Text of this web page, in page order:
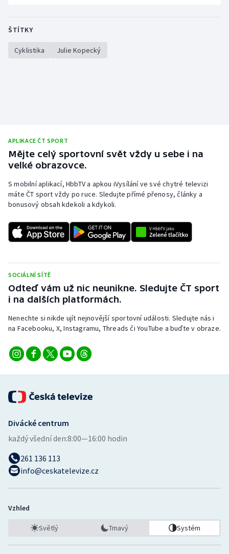
Rychlostní kanoistika
Short track
Veslování
Volejbal
Ostatní
ŠTÍTKY
Cyklistika Julie Kopecký
APLIKACE ČT SPORT
Mějte celý sportovní svět vždy u sebe i na
velké obrazovce.
S mobilní aplikací, HbbTV a apkou iVysílání ve své chytré televizi
máte ČT sport vždy po ruce. Sledujte přímé přenosy, články a
bonusový obsah kdekoli a kdykoli.
SOCIÁLNÍ SÍTĚ
Odteď vám už nic neunikne. Sledujte ČT sport
i na dalších platformách.
Nenechte si nikde ujít nejnovější sportovní události. Sledujte nás i
na Facebooku, X, Instagramu, Threads či YouTube a buďte v obraze.
Divácké centrum
každý všední den:8:00—16:00 hodin
261 136 113
info@ceskatelevize.cz
Vzhled
Světlý Tmavý Systém